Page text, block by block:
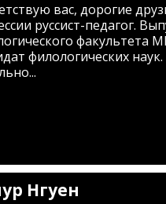
вас, дорогие
руссист-педагог.
факультета
филологических наук.
Нгуен